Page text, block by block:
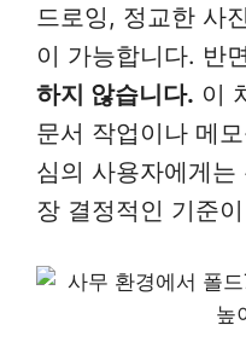
드로잉, 정교한 사
이 가능합니다. 반
하지 않습니다. 이
문서 작업이나 메
심의 사용자에게
장 결정적인 기준